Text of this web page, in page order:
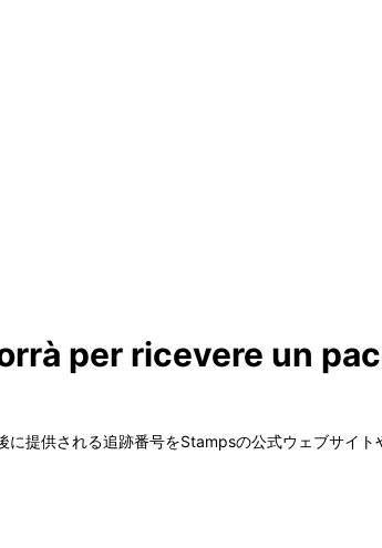
per ricevere un
提供される追跡番号をStampsの公式ウェブサイト